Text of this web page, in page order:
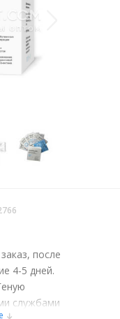
после
4-5 дней.
службами